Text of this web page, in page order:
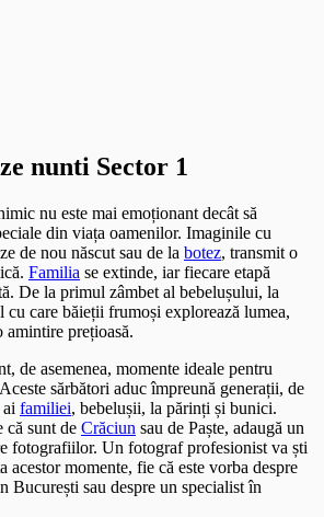
nunti Sector 1
nu este mai emoționant decât să
din viața oamenilor. Imaginile cu
de nou născut sau de la botez, transmit o
Familia se extinde, iar fiecare etapă
De la primul zâmbet al bebelușului, la
cu care băieții frumoși explorează lumea,
amintire prețioasă.
de asemenea, momente ideale pentru
sărbători aduc împreună generații, de
familiei, bebelușii, la părinți și bunici.
că sunt de Crăciun sau de Paște, adaugă un
fotografiilor. Un fotograf profesionist va ști
acestor momente, fie că este vorba despre
București sau despre un specialist în